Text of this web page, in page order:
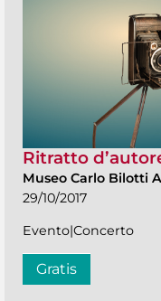
Ritratto
Museo Carlo Bilotti
29/10/2017
Evento|Concerto
Gratis